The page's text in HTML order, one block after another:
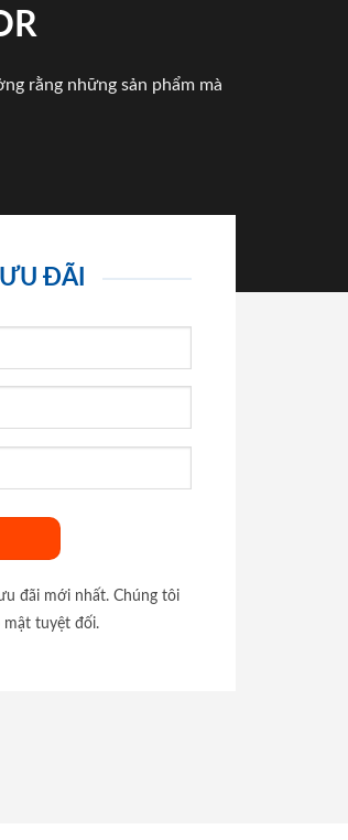
rằng những sản phẩm mà
ĐÃI
đãi mới nhất. Chúng tôi
tuyệt đối.